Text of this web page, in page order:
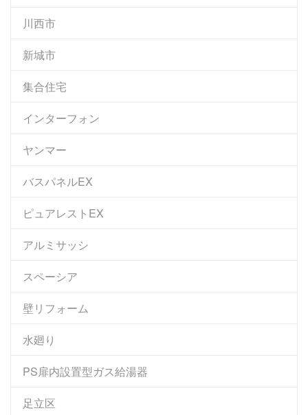
川西市
新城市
集合住宅
インターフォン
ヤンマー
バスパネルEX
ピュアレストEX
アルミサッシ
スペーシア
壁リフォーム
水廻り
PS扉内設置型ガス給湯器
足立区